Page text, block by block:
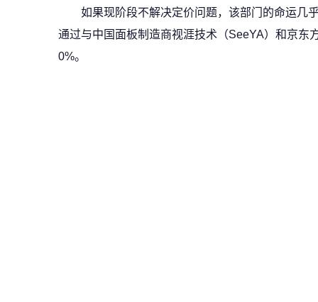
如果现阶段不解决定价问题，该部门的命运几
通过与中国面板制造商视涯技术（SeeYA）和京东
0%。